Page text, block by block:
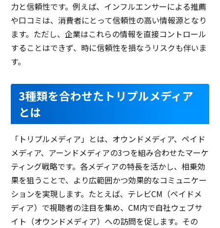
力と信頼性です。例えば、インフルエンサーによる推薦
や口コミは、消費者にとって信頼性の高い情報源となり
ます。ただし、企業はこれらの情報を直接コントロール
することはできず、時に信頼性を損なうリスクも伴いま
す。
3種類を合わせたトリプルメディア
とは
「トリプルメディア」とは、オウンドメディア、ペイド
メディア、アーンドメディアの3つを組み合わせたマーケ
ティング戦略です。各メディアの特長を活かし、相乗効
果を狙うことで、より広範囲かつ効果的なコミュニケー
ションを実現します。たとえば、テレビCM（ペイドメ
ディア）で視聴者の注目を集め、CM内で自社ウェブサ
イト（オウンドメディア）への訪問を促します。その